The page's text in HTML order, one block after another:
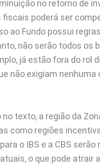
no retorno de
poderá ser
ao Fundo possui
não serão todos os
já estão fora do rol
não exigiam
texto, a região da
como regiões
o IBS e a CBS
o que pode atrair